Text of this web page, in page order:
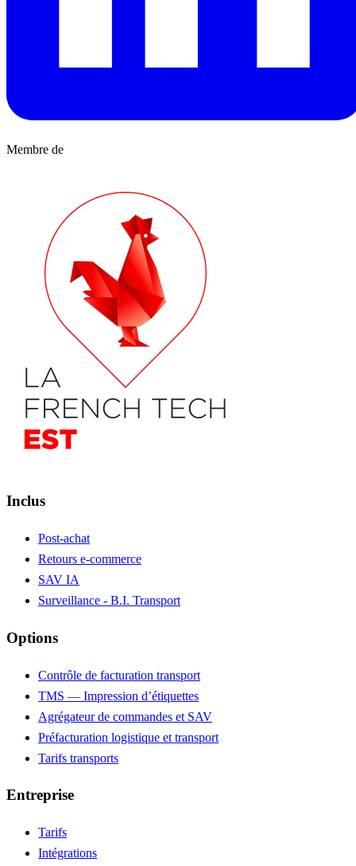
Membre de
Inclus
Post-achat
Retours e-commerce
SAV IA
Surveillance - B.I. Transport
Options
Contrôle de facturation transport
TMS — Impression d’étiquettes
Agrégateur de commandes et SAV
Préfacturation logistique et transport
Tarifs transports
Entreprise
Tarifs
Intégrations